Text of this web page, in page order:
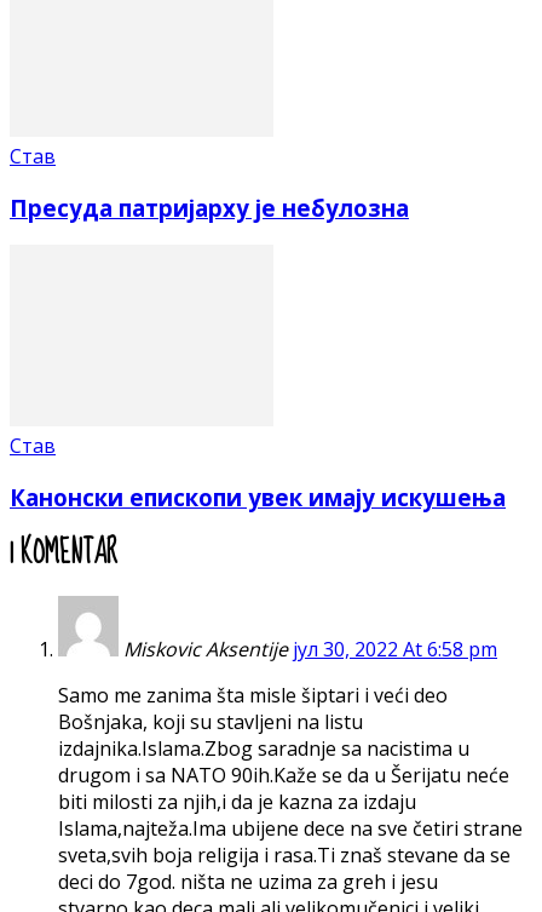
Став
Пресуда патријарху је небулозна
Став
Канонски епископи увек имају искушења
1 KOMENTAR
Miskovic Aksentije јул 30, 2022 At 6:58 pm
Samo me zanima šta misle šiptari i veći deo
Bošnjaka, koji su stavljeni na listu
izdajnika.Islama.Zbog saradnje sa nacistima u
drugom i sa NATO 90ih.Kaže se da u Šerijatu neće
biti milosti za njih,i da je kazna za izdaju
Islama,najteža.Ima ubijene dece na sve četiri strane
sveta,svih boja religija i rasa.Ti znaš stevane da se
deci do 7god. ništa ne uzima za greh i jesu